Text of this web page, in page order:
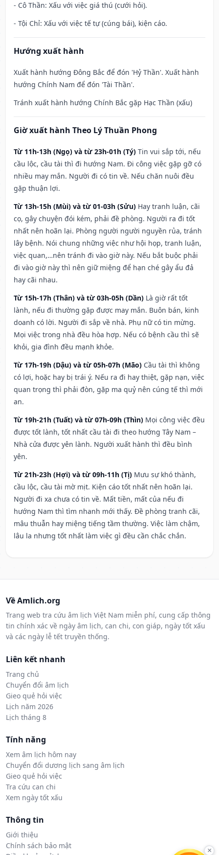
- Cô Thần: Xấu với việc giá thú (cưới hỏi).
- Tội Chỉ: Xấu với việc tế tự (cúng bái), kiện cáo.
Hướng xuất hành
Xuất hành hướng Đông Bắc để đón 'Hỷ Thần'. Xuất hành
hướng Chính Nam để đón 'Tài Thần'.
Tránh xuất hành hướng Chính Bắc gặp Hạc Thần (xấu)
Giờ xuất hành Theo Lý Thuần Phong
Từ 11h-13h (Ngọ) và từ 23h-01h (Tý) Tin vui sắp tới, nếu
cầu lộc, cầu tài thì đi hướng Nam. Đi công việc gặp gỡ có
nhiều may mắn. Người đi có tin về. Nếu chăn nuôi đều
gặp thuận lợi.
Từ 13h-15h (Mùi) và từ 01-03h (Sửu) Hay tranh luận, cãi
cọ, gây chuyện đói kém, phải đề phòng. Người ra đi tốt
nhất nên hoãn lại. Phòng người người nguyền rủa, tránh
lây bệnh. Nói chung những việc như hội họp, tranh luận,
việc quan,…nên tránh đi vào giờ này. Nếu bắt buộc phải
đi vào giờ này thì nên giữ miệng để hạn ché gây ẩu đả
hay cãi nhau.
Từ 15h-17h (Thân) và từ 03h-05h (Dần) Là giờ rất tốt
lành, nếu đi thường gặp được may mắn. Buôn bán, kinh
doanh có lời. Người đi sắp về nhà. Phụ nữ có tin mừng.
Mọi việc trong nhà đều hòa hợp. Nếu có bệnh cầu thì sẽ
khỏi, gia đình đều mạnh khỏe.
Từ 17h-19h (Dậu) và từ 05h-07h (Mão) Cầu tài thì không
có lợi, hoặc hay bị trái ý. Nếu ra đi hay thiệt, gặp nạn, việc
quan trọng thì phải đòn, gặp ma quỷ nên cúng tế thì mới
an.
Từ 19h-21h (Tuất) và từ 07h-09h (Thìn) Mọi công việc đều
được tốt lành, tốt nhất cầu tài đi theo hướng Tây Nam –
Nhà cửa được yên lành. Người xuất hành thì đều bình
yên.
Từ 21h-23h (Hợi) và từ 09h-11h (Tị) Mưu sự khó thành,
cầu lộc, cầu tài mờ mịt. Kiện cáo tốt nhất nên hoãn lại.
Người đi xa chưa có tin về. Mất tiền, mất của nếu đi
hướng Nam thì tìm nhanh mới thấy. Đề phòng tranh cãi,
mâu thuẫn hay miệng tiếng tầm thường. Việc làm chậm,
lâu la nhưng tốt nhất làm việc gì đều cần chắc chắn.
Về Amlich.org
Trang web tra cứu âm lịch Việt Nam miễn phí, cung cấp thông
tin chính xác về ngày âm lịch, can chi, con giáp, ngày tốt xấu
và các ngày lễ tết truyền thống.
Liên kết nhanh
Trang chủ
Chuyển đổi âm lịch
Gieo quẻ hỏi việc
Lịch năm 2026
Lịch tháng 8
Tính năng
Xem âm lịch hôm nay
Chuyển đổi dương lịch sang âm lịch
Gieo quẻ hỏi việc
Tra cứu can chi
Xem ngày tốt xấu
Thông tin
Giới thiệu
Chính sách bảo mật
×